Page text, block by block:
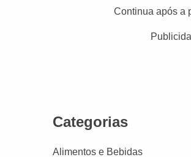
Continua após a
Categorias
Alimentos e Bebidas